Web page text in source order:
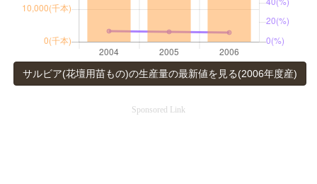
サルビア(花壇用苗もの)の生産量の最新値を見る(2006年度産)
Sponsored Link